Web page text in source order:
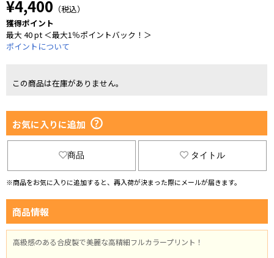
¥4,400 （税込）
獲得ポイント
最大 40 pt ＜最大1％ポイントバック！＞
ポイントについて
この商品は在庫がありません。
お気に入りに追加
商品 タイトル
※商品をお気に入りに追加すると、再入荷が決まった際にメールが届きます。
商品情報
高級感のある合皮製で美麗な高精細フルカラープリント！